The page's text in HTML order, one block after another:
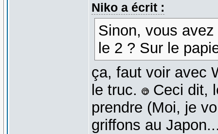
Niko a écrit :
Sinon, vous
le 2 ? Sur le
ça, faut voir avec
le truc.
Ceci dit,
prendre (Moi, je
griffons au